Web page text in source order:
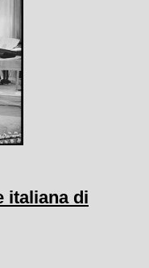
italiana di